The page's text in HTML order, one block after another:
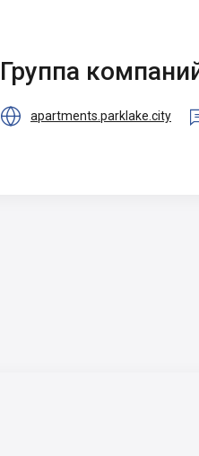
Группа
 apartments.parklake.city